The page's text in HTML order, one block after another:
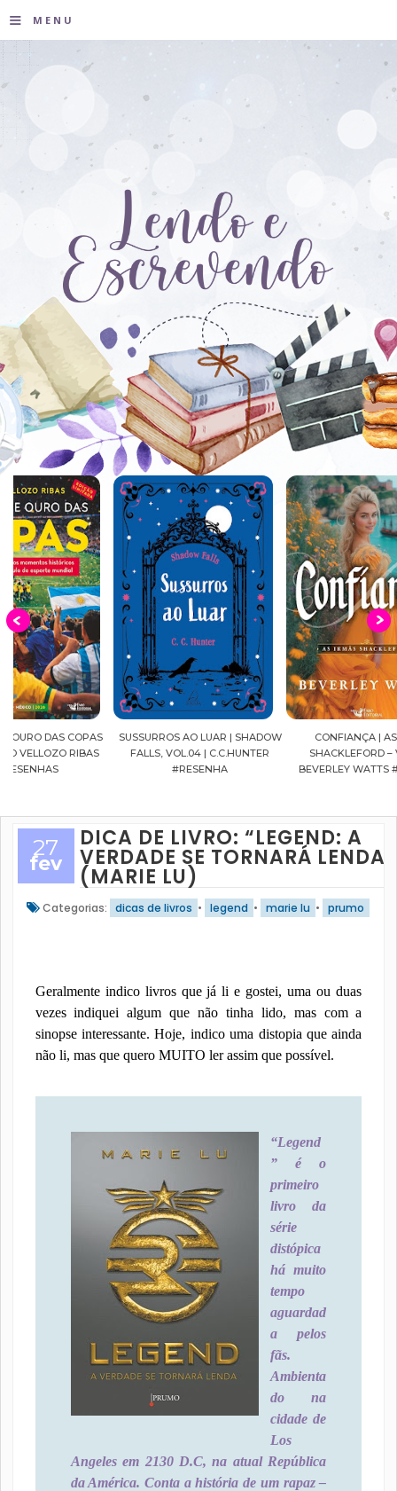
≡ MENU
SUSSURROS AO LUAR | SHADOW
FALLS, VOL.04 | C.C.HUNTER
CONFIANÇA | AS IRMÃS
SHACKLEFORD – VOL. 03 |
BEVERLEY WATTS #RESENHA
27
fev
DICA DE LIVRO: “LEGEND: A
VERDADE SE TORNARÁ LENDA”
(MARIE LU)
Categorias: dicas de livros • legend • marie lu • prumo
Geralmente indico livros que já li e gostei, uma ou duas
vezes indiquei algum que não tinha lido, mas com a
sinopse interessante. Hoje, indico uma distopia que ainda
não li, mas que quero MUITO ler assim que possível.
“Legend
” é o
primeiro
livro da
série
distópica
há muito
tempo
aguardad
a pelos
fãs.
Ambienta
do na
cidade de
Los
Angeles em 2130 D.C, na atual República
da América. Conta a história de um rapaz –